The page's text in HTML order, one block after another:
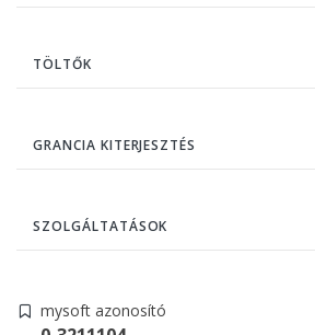
TÖLTŐK
GRANCIA KITERJESZTÉS
SZOLGÁLTATÁSOK
mysoft azonosító